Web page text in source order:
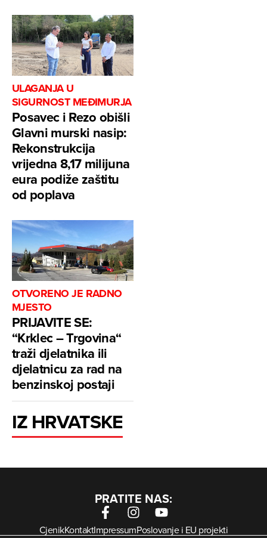
ULAGANJA U
SIGURNOST MEĐIMURJA
Posavec i Rezo obišli
Glavni murski nasip:
Rekonstrukcija
vrijedna 8,17 milijuna
eura podiže zaštitu
od poplava
OTVORENO JE RADNO
MJESTO
PRIJAVITE SE:
“Krklec – Trgovina“
traži djelatnika ili
djelatnicu za rad na
benzinskoj postaji
IZ HRVATSKE
PRATITE NAS:
CjenikKontaktImpressumPoslovanje i EU projekti